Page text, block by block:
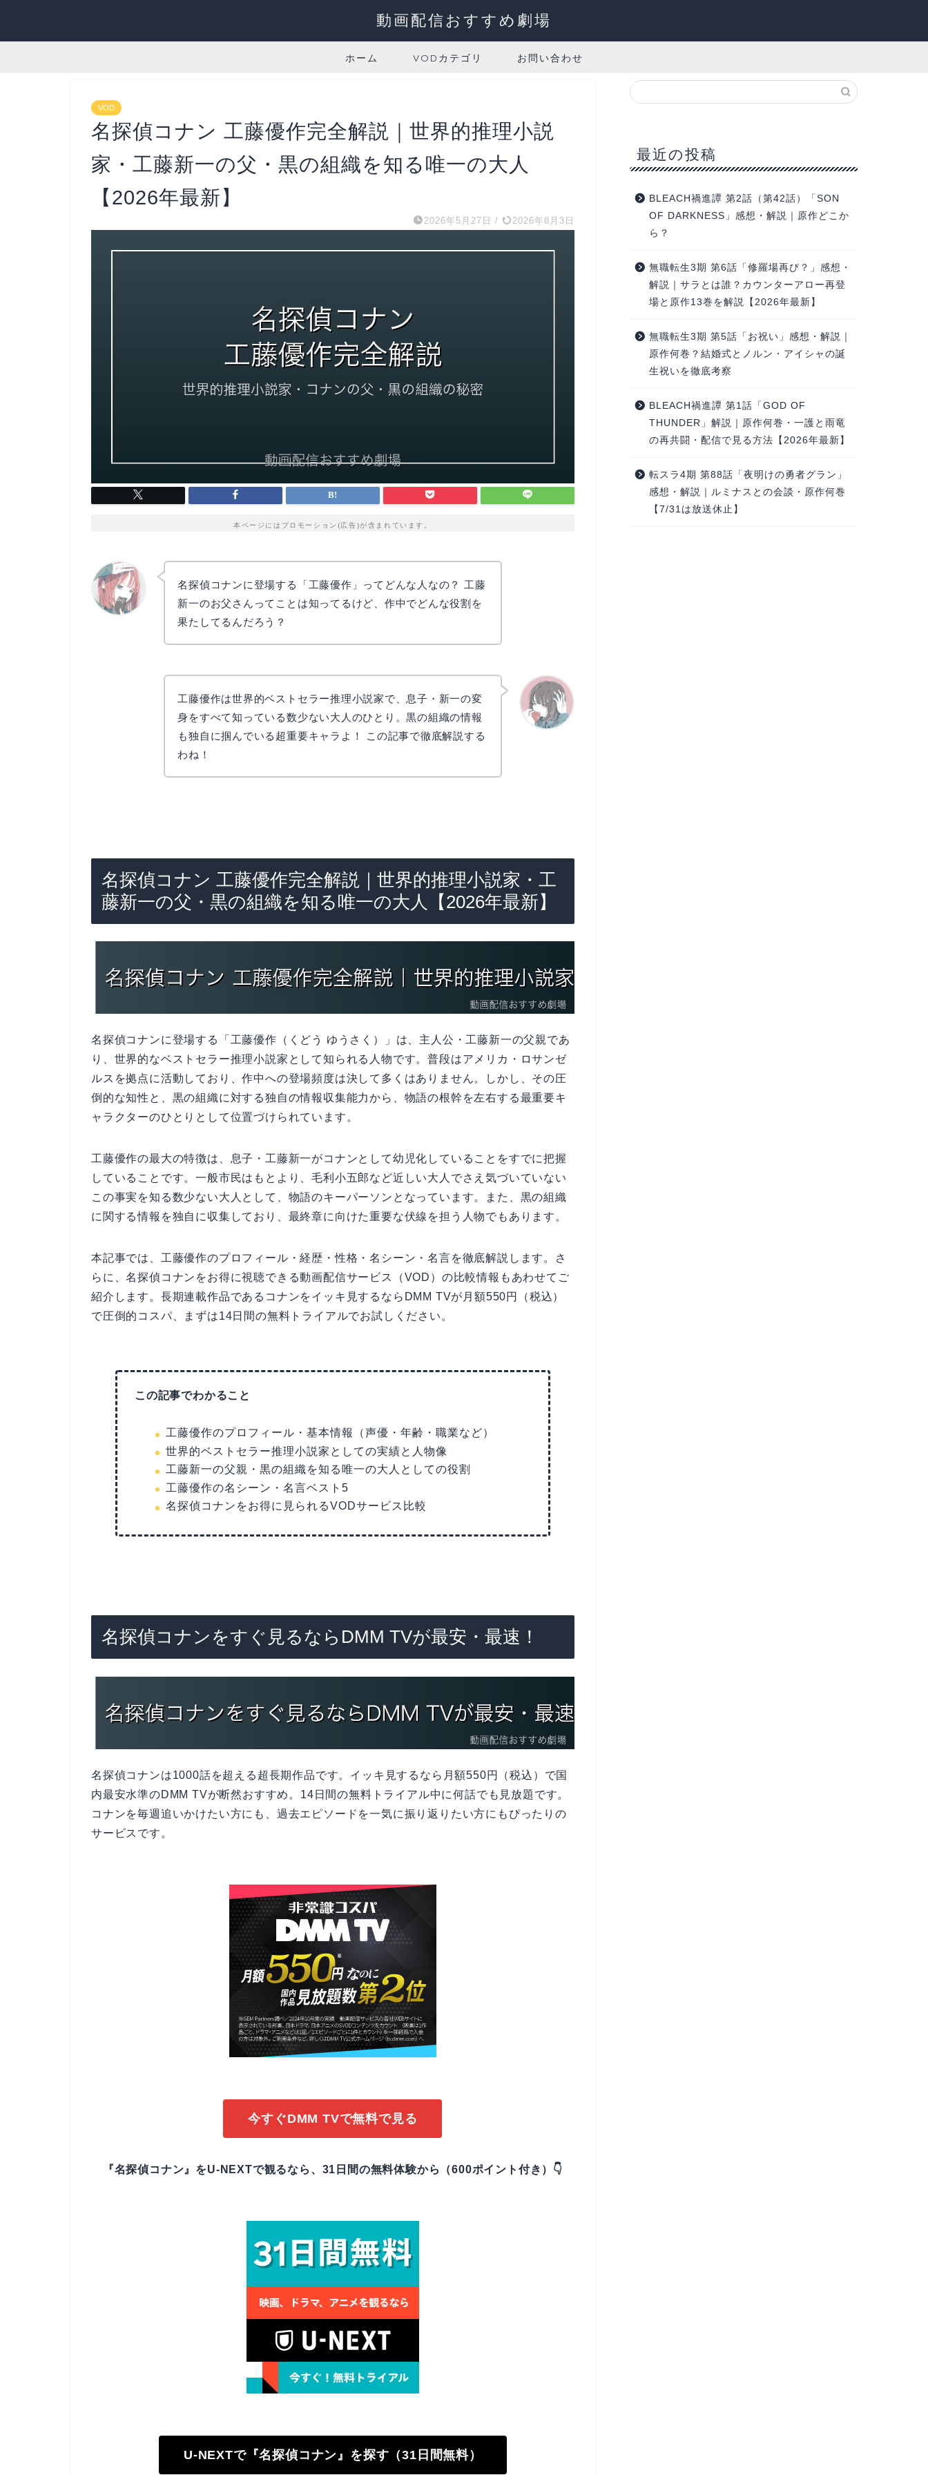
動画配信おすすめ劇場
ホーム VODカテゴリ お問い合わせ
VOD
名探偵コナン 工藤優作完全解説｜世界的推理小説
家・工藤新一の父・黒の組織を知る唯一の大人
【2026年最新】
2026年5月27日 / 2026年8月3日
本ページにはプロモーション(広告)が含まれています。
名探偵コナンに登場する「工藤優作」ってどんな人なの？ 工藤
新一のお父さんってことは知ってるけど、作中でどんな役割を
果たしてるんだろう？
工藤優作は世界的ベストセラー推理小説家で、息子・新一の変
身をすべて知っている数少ない大人のひとり。黒の組織の情報
も独自に掴んでいる超重要キャラよ！ この記事で徹底解説する
わね！
名探偵コナン 工藤優作完全解説｜世界的推理小説家・工
藤新一の父・黒の組織を知る唯一の大人【2026年最新】
名探偵コナンに登場する「工藤優作（くどう ゆうさく）」は、主人公・工藤新一の父親であ
り、世界的なベストセラー推理小説家として知られる人物です。普段はアメリカ・ロサンゼ
ルスを拠点に活動しており、作中への登場頻度は決して多くはありません。しかし、その圧
倒的な知性と、黒の組織に対する独自の情報収集能力から、物語の根幹を左右する最重要キ
ャラクターのひとりとして位置づけられています。
工藤優作の最大の特徴は、息子・工藤新一がコナンとして幼児化していることをすでに把握
していることです。一般市民はもとより、毛利小五郎など近しい大人でさえ気づいていない
この事実を知る数少ない大人として、物語のキーパーソンとなっています。また、黒の組織
に関する情報を独自に収集しており、最終章に向けた重要な伏線を担う人物でもあります。
本記事では、工藤優作のプロフィール・経歴・性格・名シーン・名言を徹底解説します。さ
らに、名探偵コナンをお得に視聴できる動画配信サービス（VOD）の比較情報もあわせてご
紹介します。長期連載作品であるコナンをイッキ見するならDMM TVが月額550円（税込）
で圧倒的コスパ、まずは14日間の無料トライアルでお試しください。
この記事でわかること
工藤優作のプロフィール・基本情報（声優・年齢・職業など）
世界的ベストセラー推理小説家としての実績と人物像
工藤新一の父親・黒の組織を知る唯一の大人としての役割
工藤優作の名シーン・名言ベスト5
名探偵コナンをお得に見られるVODサービス比較
名探偵コナンをすぐ見るならDMM TVが最安・最速！
名探偵コナンは1000話を超える超長期作品です。イッキ見するなら月額550円（税込）で国
内最安水準のDMM TVが断然おすすめ。14日間の無料トライアル中に何話でも見放題です。
コナンを毎週追いかけたい方にも、過去エピソードを一気に振り返りたい方にもぴったりの
サービスです。
今すぐDMM TVで無料で見る
『名探偵コナン』をU-NEXTで観るなら、31日間の無料体験から（600ポイント付き）👇
U-NEXTで『名探偵コナン』を探す（31日間無料）
最近の投稿
BLEACH禍進譚 第2話（第42話）「SON
OF DARKNESS」感想・解説｜原作どこか
ら？
無職転生3期 第6話「修羅場再び？」感想・
解説｜サラとは誰？カウンターアロー再登
場と原作13巻を解説【2026年最新】
無職転生3期 第5話「お祝い」感想・解説｜
原作何巻？結婚式とノルン・アイシャの誕
生祝いを徹底考察
BLEACH禍進譚 第1話「GOD OF
THUNDER」解説｜原作何巻・一護と雨竜
の再共闘・配信で見る方法【2026年最新】
転スラ4期 第88話「夜明けの勇者グラン」
感想・解説｜ルミナスとの会談・原作何巻
【7/31は放送休止】